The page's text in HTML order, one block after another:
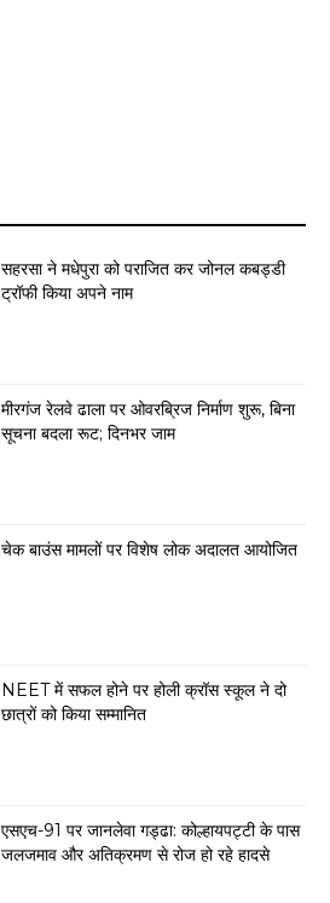
सहरसा ने मधेपुरा को पराजित कर जोनल कबड्डी
ट्रॉफी किया अपने नाम
मीरगंज रेलवे ढाला पर ओवरब्रिज निर्माण शुरू, बिना
सूचना बदला रूट; दिनभर जाम
चेक बाउंस मामलों पर विशेष लोक अदालत आयोजित
NEET में सफल होने पर होली क्रॉस स्कूल ने दो
छात्रों को किया सम्मानित
एसएच-91 पर जानलेवा गड्ढा: कोल्हायपट्टी के पास
जलजमाव और अतिक्रमण से रोज हो रहे हादसे